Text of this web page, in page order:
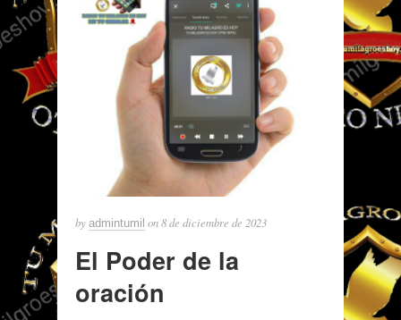
by admintumil on8 de diciembre de 2023
El Poder de la
oración